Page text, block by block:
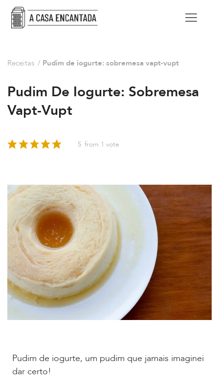
Receitas / Pudim de iogurte: sobremesa vapt-vupt
Pudim De Iogurte: Sobremesa
Vapt-Vupt
5 from 1 vote
Pudim de iogurte, um pudim que jamais imaginei
dar certo!